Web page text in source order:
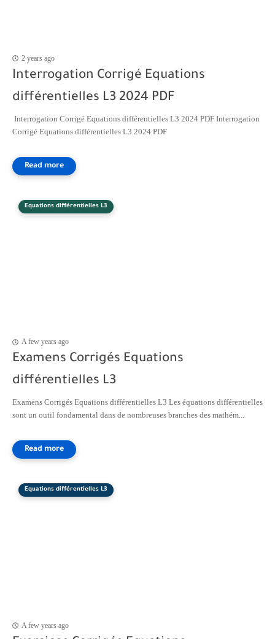
2 years ago
Interrogation Corrigé Equations
différentielles L3 2024 PDF
Interrogation Corrigé Equations différentielles L3 2024 PDF Interrogation
Corrigé Equations différentielles L3 2024 PDF
Equations différentielles L3
A few years ago
Examens Corrigés Equations
différentielles L3
Examens Corrigés Equations différentielles L3 Les équations différentielles
sont un outil fondamental dans de nombreuses branches des mathém...
Equations différentielles L3
A few years ago